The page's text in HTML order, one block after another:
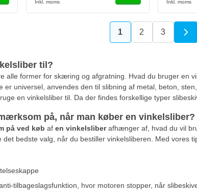
Du læser i øjeblikket
1 Side
2 Side
3
til?
alle former for skæring og afgratning. Hvad du bruger en
er universel, anvendes den til slibning af metal, beton,
en vinkelsliber til. Da der findes forskellige typer
på, når man køber en vinkelsliber?
på ved køb afen vinkelsliberafhænger af, hvad du vil
bedste valg, når du bestiller vinkelsliberen. Med vores
tilbageslagsfunktion, hvor motoren stopper, når